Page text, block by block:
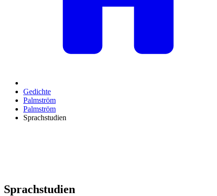
Gedichte
Palmström
Palmström
Sprachstudien
Sprachstudien